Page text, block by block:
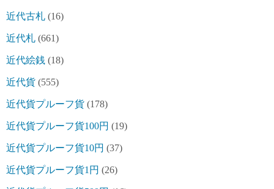
近代古札 (16)
近代札 (661)
近代絵銭 (18)
近代貨 (555)
近代貨プルーフ貨 (178)
近代貨プルーフ貨100円 (19)
近代貨プルーフ貨10円 (37)
近代貨プルーフ貨1円 (26)